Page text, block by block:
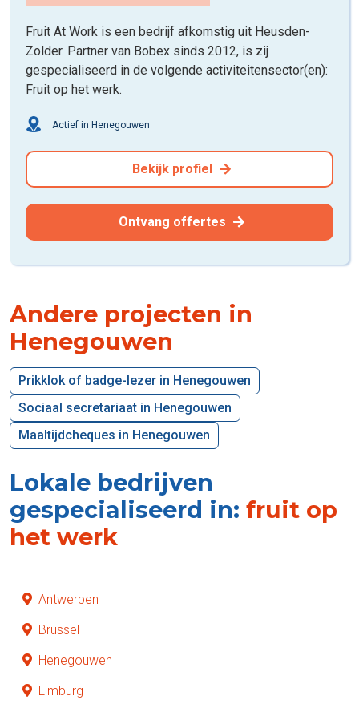
Fruit At Work is een bedrijf afkomstig uit Heusden-
Zolder. Partner van Bobex sinds 2012, is zij
gespecialiseerd in de volgende activiteitensector(en):
Fruit op het werk.
Actief in Henegouwen
Bekijk profiel
Ontvang offertes
Andere projecten in
Henegouwen
Prikklok of badge-lezer in Henegouwen
Sociaal secretariaat in Henegouwen
Maaltijdcheques in Henegouwen
Lokale bedrijven
gespecialiseerd in: fruit op
het werk
Antwerpen
Brussel
Henegouwen
Limburg